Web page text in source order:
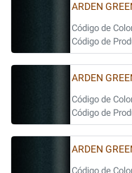
ARDEN
Código de
Código de
ARDEN
Código de
Código de
ARDEN
Código de